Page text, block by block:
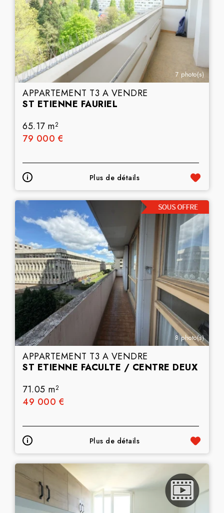
7 photo(s)
APPARTEMENT T3 A VENDRE
ST ETIENNE FAURIEL
65.17 m2
79 000 €
Plus de détails
8 photo(s)
APPARTEMENT T3 A VENDRE
ST ETIENNE FACULTE / CENTRE DEUX
71.05 m2
49 000 €
Plus de détails